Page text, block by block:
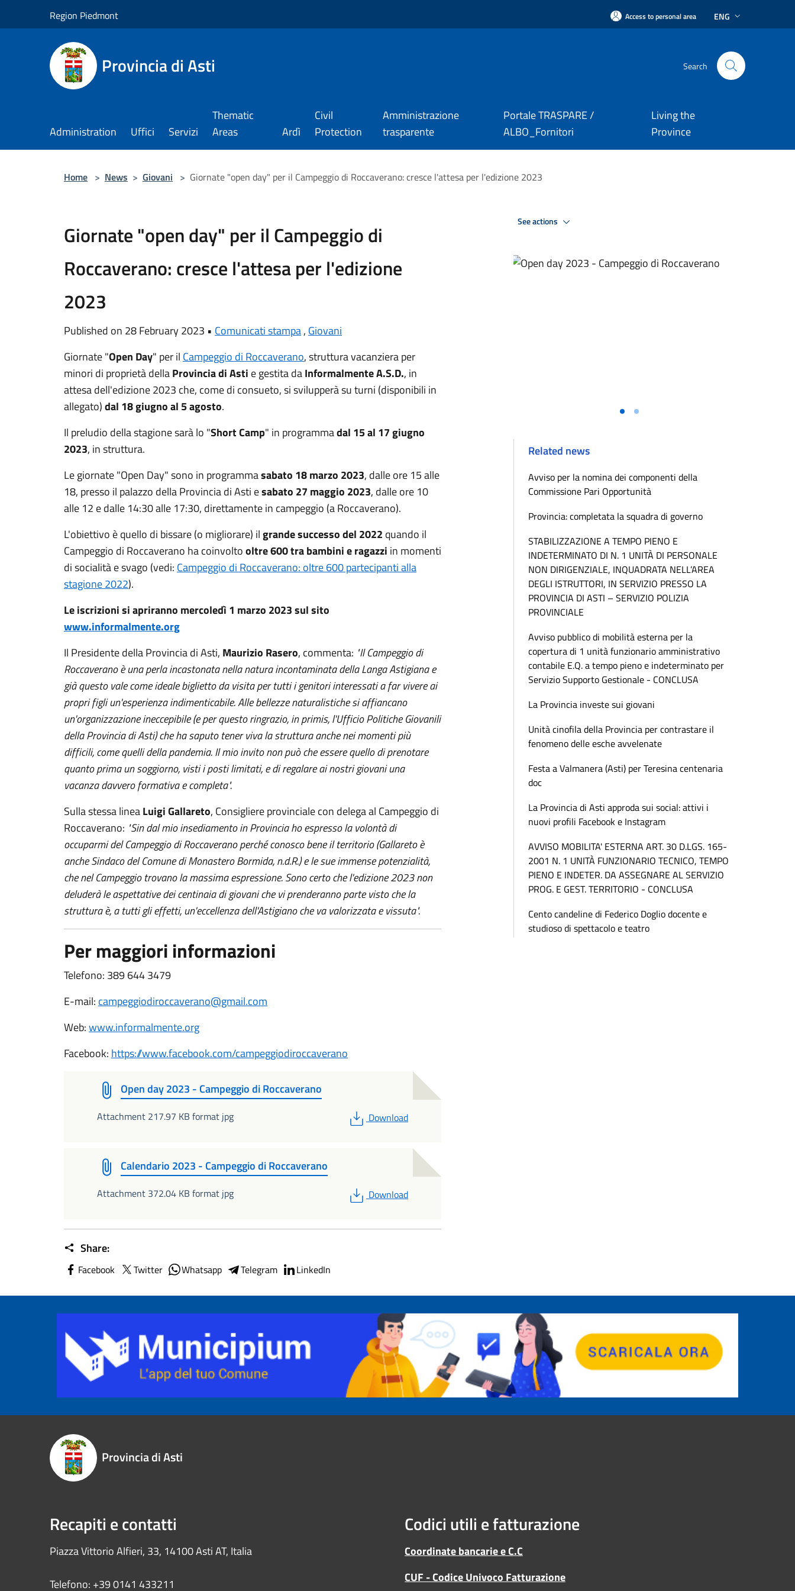
Region Piedmont Access to personal area ENG
Provincia di Asti Search
Administration Uffici Servizi
Thematic
Areas
Ardì
Civil
Protection
Amministrazione
trasparente
Portale TRASPARE /
ALBO_Fornitori
Living the
Province
Home > News > Giovani > Giornate "open day" per il Campeggio di Roccaverano: cresce l'attesa per l'edizione 2023
Giornate "open day" per il Campeggio di
Roccaverano: cresce l'attesa per l'edizione
2023
Published on 28 February 2023 • Comunicati stampa, Giovani
Giornate "Open Day" per il Campeggio di Roccaverano, struttura vacanziera per
minori di proprietà dellaProvincia di Asti e gestita daInformalmente A.S.D., in
attesa dell'edizione 2023 che, come di consueto, si svilupperà su turni (disponibili in
allegato)dal 18 giugno al 5 agosto.
Il preludio della stagione sarà lo "Short Camp" in programmadal 15 al 17 giugno
2023, in struttura.
Le giornate "Open Day" sono in programmasabato 18 marzo 2023, dalle ore 15 alle
18, presso il palazzo della Provincia di Asti esabato 27 maggio 2023, dalle ore 10
alle 12 e dalle 14:30 alle 17:30, direttamente in campeggio (a Roccaverano).
L'obiettivo è quello di bissare (o migliorare) ilgrande successo del 2022 quando il
Campeggio di Roccaverano ha coinvoltooltre 600 tra bambini e ragazzi in momenti
di socialità e svago (vedi: Campeggio di Roccaverano: oltre 600 partecipanti alla
stagione 2022).
Le iscrizioni si apriranno mercoledì 1 marzo 2023 sul sito
www.informalmente.org
Il Presidente della Provincia di Asti, Maurizio Rasero, commenta: "Il Campeggio di
Roccaverano è una perla incastonata nella natura incontaminata della Langa Astigiana e
già questo vale come ideale biglietto da visita per tutti i genitori interessati a far vivere ai
propri figli un'esperienza indimenticabile. Alle bellezze naturalistiche si affiancano
un'organizzazione ineccepibile (e per questo ringrazio, in primis, l'Ufficio Politiche Giovanili
della Provincia di Asti) che ha saputo tener viva la struttura anche nei momenti più
difficili, come quelli della pandemia. Il mio invito non può che essere quello di prenotare
quanto prima un soggiorno, visti i posti limitati, e di regalare ai nostri giovani una
vacanza davvero formativa e completa".
Sulla stessa lineaLuigi Gallareto, Consigliere provinciale con delega al Campeggio di
Roccaverano: "Sin dal mio insediamento in Provincia ho espresso la volontà di
occuparmi del Campeggio di Roccaverano perché conosco bene il territorio (Gallareto è
anche Sindaco del Comune di Monastero Bormida, n.d.R.) e le sue immense potenzialità,
che nel Campeggio trovano la massima espressione. Sono certo che l'edizione 2023 non
deluderà le aspettative dei centinaia di giovani che vi prenderanno parte visto che la
struttura è, a tutti gli effetti, un'eccellenza dell'Astigiano che va valorizzata e vissuta".
Per maggiori informazioni
Telefono: 389 644 3479
E-mail: campeggiodiroccaverano@gmail.com
Web:www.informalmente.org
Facebook: https://www.facebook.com/campeggiodiroccaverano
Open day 2023 - Campeggio di Roccaverano
Attachment 217.97 KB format jpg PDF
Download
Calendario 2023 - Campeggio di Roccaverano
Attachment 372.04 KB format jpg PDF
Download
Share:
Facebook Twitter Whatsapp Telegram LinkedIn
See actions
Related news
Avviso per la nomina dei componenti della
Commissione Pari Opportunità
Provincia: completata la squadra di governo
STABILIZZAZIONE A TEMPO PIENO E
INDETERMINATO DI N. 1 UNITÀ DI PERSONALE
NON DIRIGENZIALE, INQUADRATA NELL’AREA
DEGLI ISTRUTTORI, IN SERVIZIO PRESSO LA
PROVINCIA DI ASTI – SERVIZIO POLIZIA
PROVINCIALE
Avviso pubblico di mobilità esterna per la
copertura di 1 unità funzionario amministrativo
contabile E.Q. a tempo pieno e indeterminato per
Servizio Supporto Gestionale - CONCLUSA
La Provincia investe sui giovani
Unità cinofila della Provincia per contrastare il
fenomeno delle esche avvelenate
Festa a Valmanera (Asti) per Teresina centenaria
doc
La Provincia di Asti approda sui social: attivi i
nuovi profili Facebook e Instagram
AVVISO MOBILITA' ESTERNA ART. 30 D.LGS. 165-
2001 N. 1 UNITÀ FUNZIONARIO TECNICO, TEMPO
PIENO E INDETER. DA ASSEGNARE AL SERVIZIO
PROG. E GEST. TERRITORIO - CONCLUSA
Cento candeline di Federico Doglio docente e
studioso di spettacolo e teatro
Provincia di Asti
Recapiti e contatti
Piazza Vittorio Alfieri, 33, 14100 Asti AT, Italia
Telefono: +39 0141 433211
Codici utili e fatturazione
Coordinate bancarie e C.C
CUF - Codice Univoco Fatturazione